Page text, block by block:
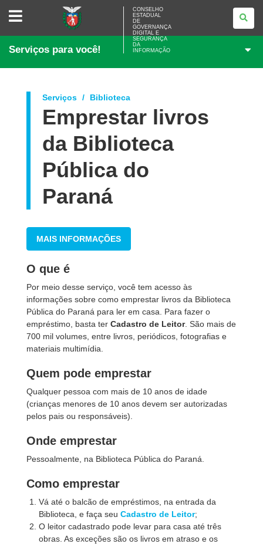
CONSELHO
ESTADUAL
GOVERNANÇA
E
DA
CONSELHO
ESTADUAL
DE
GOVERNANÇA
DIGITAL E
SEGURANÇA
DA
INFORMAÇÃO
Serviços para você!
Serviços Biblioteca
Emprestar livros
da Biblioteca
Pública do
Paraná
MAIS INFORMAÇÕES
O que é
Por meio desse serviço, você tem acesso às
informações sobre como emprestar livros da Biblioteca
Pública do Paraná para ler em casa. Para fazer o
empréstimo, basta ter Cadastro de Leitor. São mais de
700 mil volumes, entre livros, periódicos, fotografias e
materiais multimídia.
Quem pode emprestar
Qualquer pessoa com mais de 10 anos de idade
(crianças menores de 10 anos devem ser autorizadas
pelos pais ou responsáveis).
Onde emprestar
Pessoalmente, na Biblioteca Pública do Paraná.
Como emprestar
Vá até o balcão de empréstimos, na entrada da
Biblioteca, e faça seu Cadastro de Leitor;
O leitor cadastrado pode levar para casa até três
obras. As exceções são os livros em atraso e os